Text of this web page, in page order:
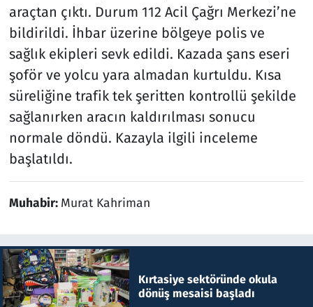
araçtan çıktı. Durum 112 Acil Çağrı Merkezi’ne
bildirildi. İhbar üzerine bölgeye polis ve
sağlık ekipleri sevk edildi. Kazada şans eseri
şoför ve yolcu yara almadan kurtuldu. Kısa
süreliğine trafik tek şeritten kontrollü şekilde
sağlanırken aracın kaldırılması sonucu
normale döndü. Kazayla ilgili inceleme
başlatıldı.
Muhabir: Murat Kahriman
Kırtasiye sektöründe okula
dönüş mesaisi başladı